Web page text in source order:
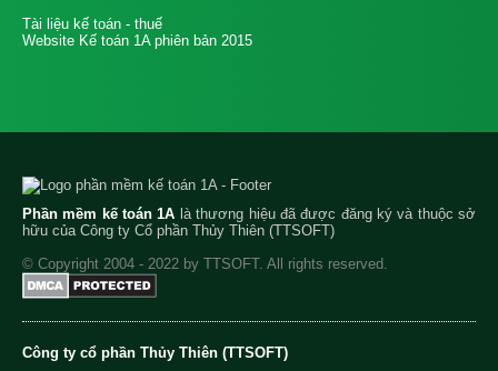
Tài liệu kế toán - thuế
Website Kế toán 1A phiên bản 2015
Phần mềm kế toán 1A là thương hiệu đã được đăng ký và thuộc sở
hữu của Công ty Cổ phần Thủy Thiên (TTSOFT)
© Copyright 2004 - 2022 by TTSOFT. All rights reserved.
Công ty cổ phần Thủy Thiên (TTSOFT)